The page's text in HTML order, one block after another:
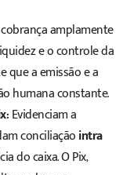
amplamente
e o controle da
que a emissão e a
humana constante.
Evidenciam a
conciliaçãointra
do caixa. O Pix,